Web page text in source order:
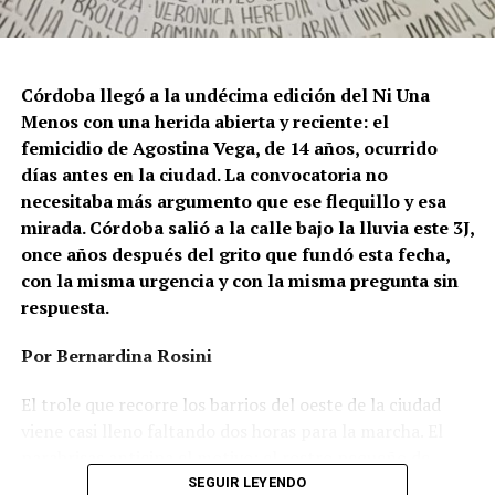
Ganar la vida: La historia de (no)
Su hijo Ciro tenía 120 veces más agrotóxicos que lo
Córdoba llegó a la undécima edición del Ni Una
Menos con una herida abierta y reciente: el
femicidio de Agostina Vega, de 14 años, ocurrido
días antes en la ciudad. La convocatoria no
necesitaba más argumento que ese flequillo y esa
mirada. Córdoba salió a la calle bajo la lluvia este 3J,
once años después del grito que fundó esta fecha,
con la misma urgencia y con la misma pregunta sin
respuesta.
Por Bernardina Rosini
El trole que recorre los barrios del oeste de la ciudad
Agostina Vega, 14 años. Era fácil intuir que será una
SEGUIR LEYENDO